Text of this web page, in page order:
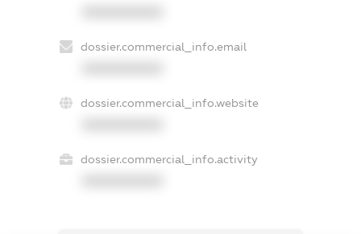
dossier.commercial_info.email
dossier.commercial_info.website
dossier.commercial_info.activity